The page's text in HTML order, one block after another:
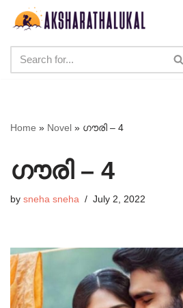
content
Home » Novel » ഗൗരി – 4
ഗൗരി – 4
by sneha sneha July 2, 2022